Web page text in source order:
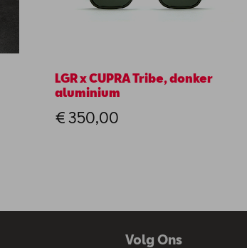
LGR x CUPRA Tribe, donker
aluminium
€ 350,00
Volg Ons